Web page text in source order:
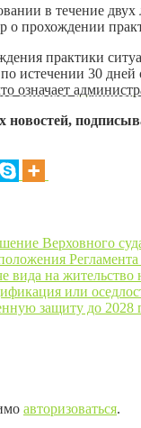
в течение
о прохождении
практики
истечении 30
означает
новостей,
Верховного
Регламента
на жительство
или
защиту до 2028
авторизоваться.